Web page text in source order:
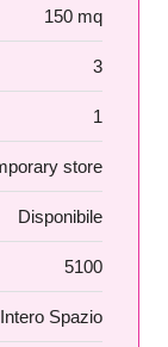
150 mq
3
1
store
Disponibile
5100
Intero Spazio